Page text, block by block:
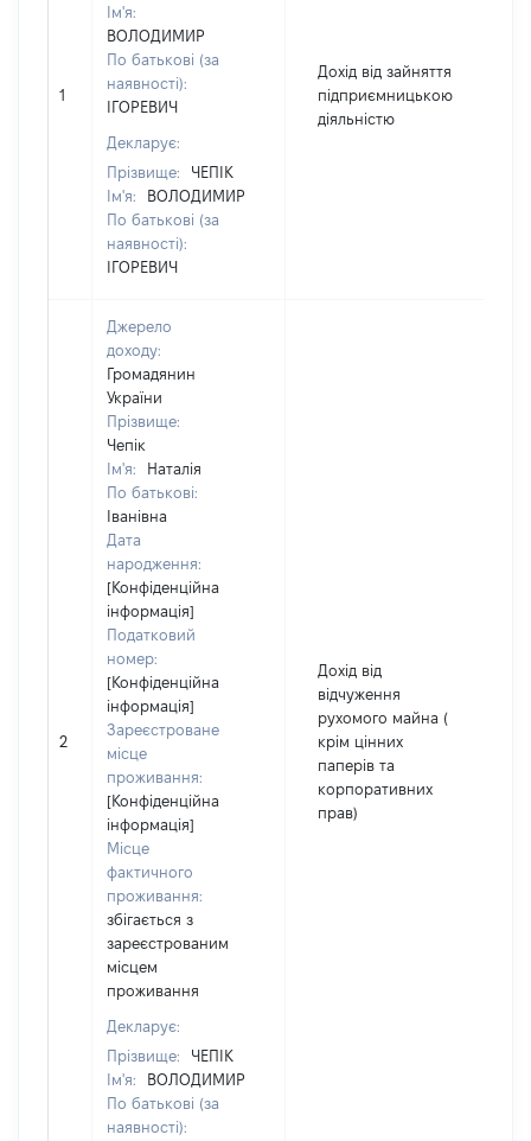
1
Ім'я:
ВОЛОДИМИР
По батькові (за
наявності):
ІГОРЕВИЧ
Декларує:
Прізвище:
ЧЕПІК
Ім'я:
ВОЛОДИМИР
По батькові (за
наявності):
ІГОРЕВИЧ
Дохід від зайняття
підприємницькою
діяльністю
2
Джерело
доходу:
Громадянин
України
Прізвище:
Чепік
Ім'я:
Наталія
По батькові:
Іванівна
Дата
народження:
[Конфіденційна
інформація]
Податковий
номер:
[Конфіденційна
інформація]
Зареєстроване
місце
проживання:
[Конфіденційна
інформація]
Місце
фактичного
проживання:
збігається з
зареєстрованим
місцем
проживання
Декларує:
Прізвище:
ЧЕПІК
Ім'я:
ВОЛОДИМИР
По батькові (за
наявності):
Дохід від
відчуження
рухомого майна (
крім цінних
паперів та
корпоративних
прав)